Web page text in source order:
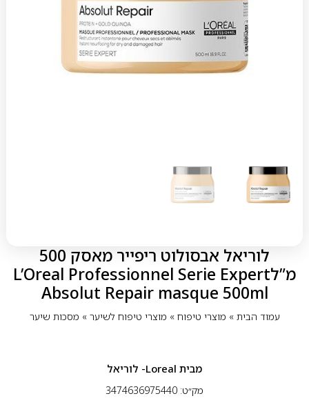
לוריאל אבסולוט ריפייר מאסק 500
מ”לL’Oreal Professionnel Serie Expert
Absolut Repair masque 500ml
עמוד הבית» מוצרי טיפוח» מוצרי טיפוח לשיער» מסכות שיער
מבית Loreal- לוריאל
מק״ט: 3474636975440